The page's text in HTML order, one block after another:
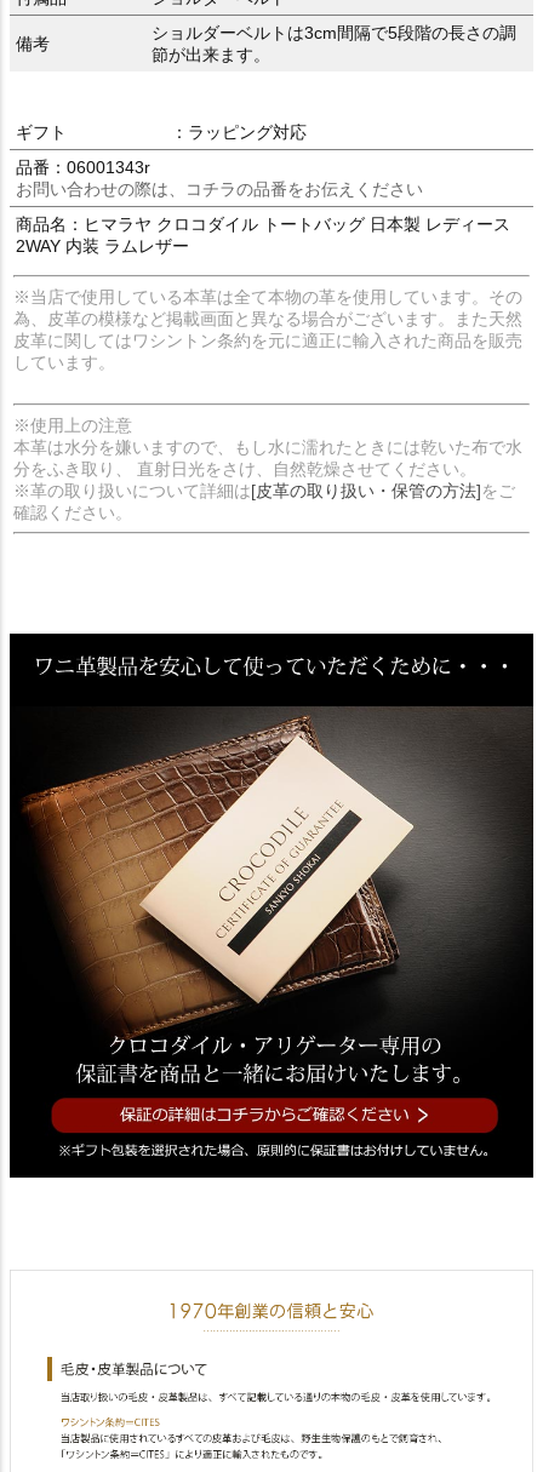
備考
ショルダーベルトは3cm間隔で5段階の長さの調
節が出来ます。
ギフト
：ラッピング対応
品番：06001343r
お問い合わせの際は、コチラの品番をお伝えください
商品名：ヒマラヤ クロコダイル トートバッグ 日本製 レディース
2WAY 内装 ラムレザー
※当店で使用している本革は全て本物の革を使用しています。その
為、皮革の模様など掲載画面と異なる場合がございます。また天然
皮革に関してはワシントン条約を元に適正に輸入された商品を販売
しています。
※使用上の注意
本革は水分を嫌いますので、もし水に濡れたときには乾いた布で水
分をふき取り、 直射日光をさけ、自然乾燥させてください。
※革の取り扱いについて詳細は[皮革の取り扱い・保管の方法]をご
確認ください。